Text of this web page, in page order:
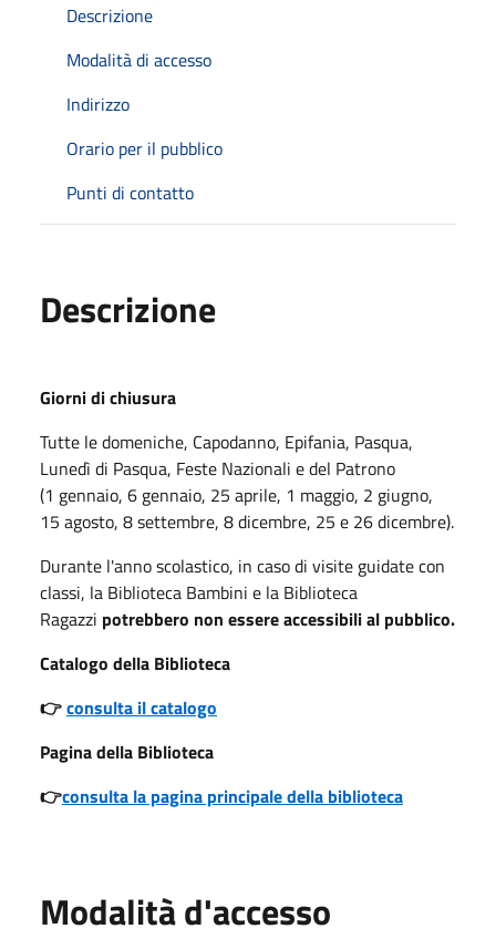
Descrizione
Modalità di accesso
Indirizzo
Orario per il pubblico
Punti di contatto
Descrizione
Giorni di chiusura
Tutte le domeniche, Capodanno, Epifania, Pasqua,
Lunedì di Pasqua, Feste Nazionali e del Patrono
(1 gennaio, 6 gennaio, 25 aprile, 1 maggio, 2 giugno,
15 agosto, 8 settembre, 8 dicembre, 25 e 26 dicembre).
Durante l'anno scolastico, in caso di visite guidate con
classi, la Biblioteca Bambini e la Biblioteca
Ragazzi potrebbero non essere accessibili al pubblico.
Catalogo della Biblioteca
👉consulta il catalogo
Pagina della Biblioteca
👉consulta la pagina principale della biblioteca
Modalità d'accesso